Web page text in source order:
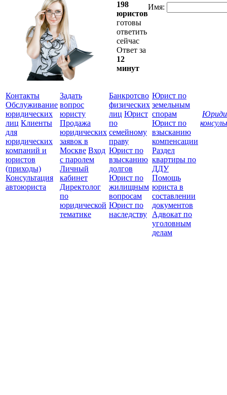
198
юристов
готовы
ответить
сейчас
Ответ за
12
минут
Имя:
Контакты
Обслуживание
юридических
лиц Клиенты
для
юридических
компаний и
юристов
(приходы)
Консультация
автоюриста
Задать
вопрос
юристу
Продажа
юридических
заявок в
Москве Вход
с паролем
Личный
кабинет
Директолог
по
юридической
тематике
Банкротсво
физических
лиц Юрист
по
семейному
праву
Юрист по
взысканию
долгов
Юрист по
жилищным
вопросам
Юрист по
наследству
Юрист по
земельным
спорам
Юрист по
взысканию
компенсации
Раздел
квартиры по
ДДУ
Помощь
юриста в
составлении
документов
Адвокат по
уголовным
делам